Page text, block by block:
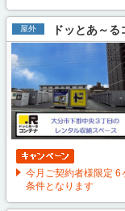
屋外 ドッとあ～
今月ご契約者様限定 6
条件となります